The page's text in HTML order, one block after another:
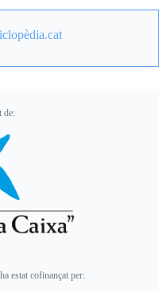
de:
estat cofinançat per: